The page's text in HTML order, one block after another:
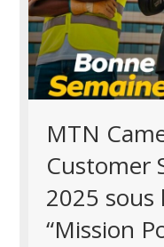
MTN
Customer
2025 sous
“Mission